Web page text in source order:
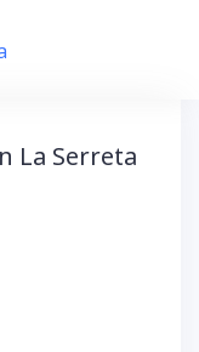
La Serreta